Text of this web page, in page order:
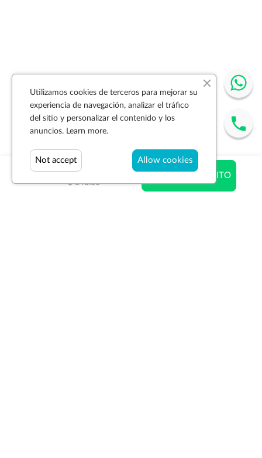
$ 550.20
$ 840.00
AÑADIR AL CARRITO
Utilizamos cookies de terceros para mejorar su
experiencia de navegación, analizar el tráfico
del sitio y personalizar el contenido y los
anuncios. Learn more.
Allow cookies
Not accept